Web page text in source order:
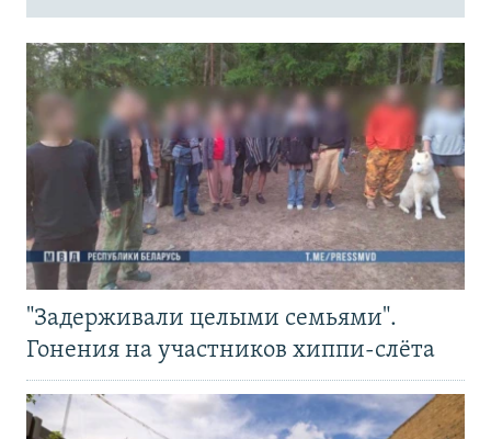
"Задерживали целыми семьями".
Гонения на участников хиппи-слёта